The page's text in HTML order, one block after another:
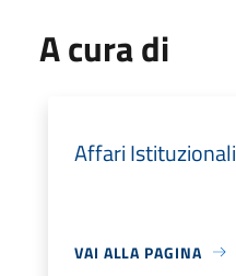
A cura di
Affari Istituzionali
VAI ALLA PAGINA